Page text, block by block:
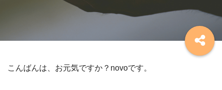
こんばんは、お元気ですか？novoです。